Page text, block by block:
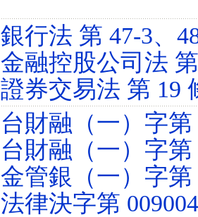
銀行法 第 47-3、
金融控股公司法
證券交易法 第 19
台財融（一）字第
台財融（一）字第
金管銀（一）字第
法律決字第